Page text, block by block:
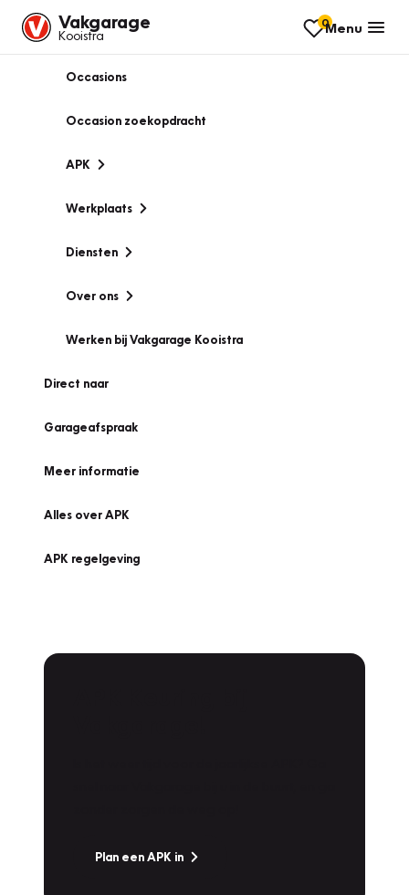
Vakgarage
Kooistra
0Menu
Occasions
Occasion zoekopdracht
APK
Werkplaats
Diensten
Over ons
Werken bij Vakgarage Kooistra
Direct naar
Garageafspraak
Meer informatie
Alles over APK
APK regelgeving
Plan een APK in